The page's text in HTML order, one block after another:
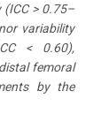
> 0.75–
variability
< 0.60),
femoral
by the